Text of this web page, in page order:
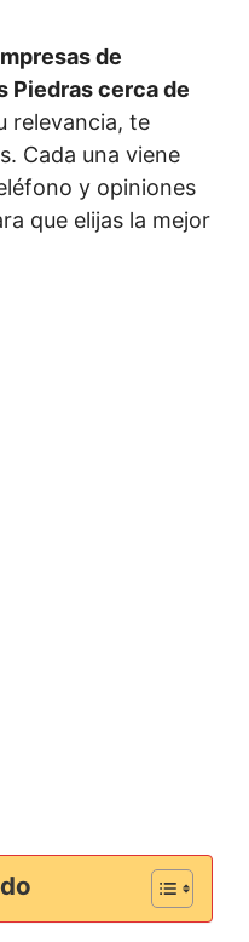
de
Piedras cerca de
relevancia, te
Cada una viene
y opiniones
que elijas la mejor